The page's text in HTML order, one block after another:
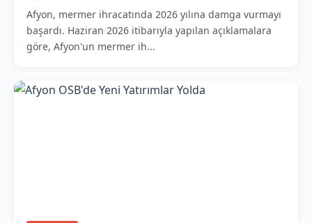
Afyon, mermer ihracatında 2026 yılına damga vurmayı
başardı. Haziran 2026 itibarıyla yapılan açıklamalara
göre, Afyon'un mermer ih...